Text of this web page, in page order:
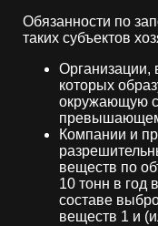
Обязанности по
таких субъектов
Организации,
которых
окружающую
превышающем
Компании и
веществ по
10 тонн в год
составе
веществ 1 и